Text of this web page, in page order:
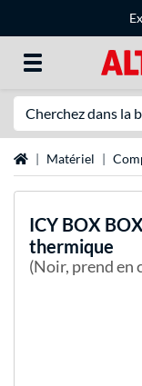
Page d'accueil
Matériel
ICY BOX
thermique
(Noir, prend en